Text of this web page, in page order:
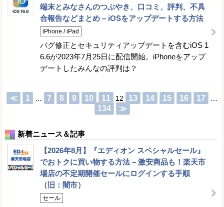
端末とみなさんのつぶやき、口コミ、評判、不具
合報告などまとめ – iOSをアップデートする方法
iPhone / iPad
バグ修正とセキュリティアップデートを含むiOS 1
6.6が2023年7月25日に配信開始。iPhoneをアップ
デートしたみんなの評判は？
≪ 1 7 8 9 10 11 12 13 14 15 16 17
134 ≫
新着ニュース＆記事
【2026年8月】『エディオン スペシャルセール』
でおトクに買い物する方法 – 激安商品も！楽天市
場店の不定期開催セールにログインする手順
（旧：闇市）
セール